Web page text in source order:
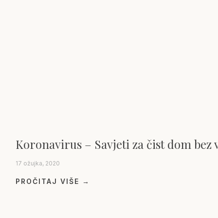
Koronavirus – Savjeti za čist dom bez
17 ožujka, 2020
PROČITAJ VIŠE →